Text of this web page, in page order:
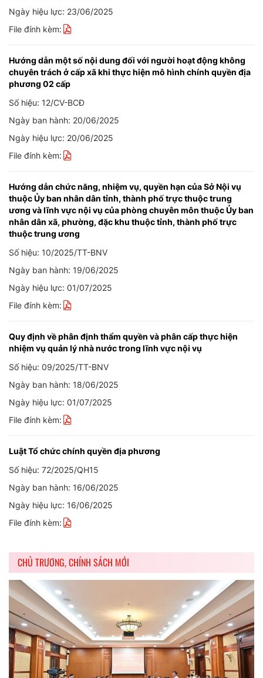
Ngày hiệu lực: 23/06/2025
File đính kèm:
Hướng dẫn một số nội dung đối với người hoạt động không
chuyên trách ở cấp xã khi thực hiện mô hình chính quyền địa
phương 02 cấp
Số hiệu: 12/CV-BCĐ
Ngày ban hành: 20/06/2025
Ngày hiệu lực: 20/06/2025
File đính kèm:
Hướng dẫn chức năng, nhiệm vụ, quyền hạn của Sở Nội vụ
thuộc Ủy ban nhân dân tỉnh, thành phố trực thuộc trung
ương và lĩnh vực nội vụ của phòng chuyên môn thuộc Ủy ban
nhân dân xã, phường, đặc khu thuộc tỉnh, thành phố trực
thuộc trung ương
Số hiệu: 10/2025/TT-BNV
Ngày ban hành: 19/06/2025
Ngày hiệu lực: 01/07/2025
File đính kèm:
Quy định về phân định thẩm quyền và phân cấp thực hiện
nhiệm vụ quản lý nhà nước trong lĩnh vực nội vụ
Số hiệu: 09/2025/TT-BNV
Ngày ban hành: 18/06/2025
Ngày hiệu lực: 01/07/2025
File đính kèm:
Luật Tổ chức chính quyền địa phương
Số hiệu: 72/2025/QH15
Ngày ban hành: 16/06/2025
Ngày hiệu lực: 16/06/2025
File đính kèm:
CHỦ TRƯƠNG, CHÍNH SÁCH MỚI